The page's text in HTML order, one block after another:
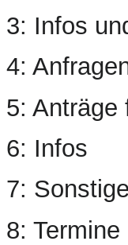
3: Infos
4:
5:
6: Infos
7:
8: